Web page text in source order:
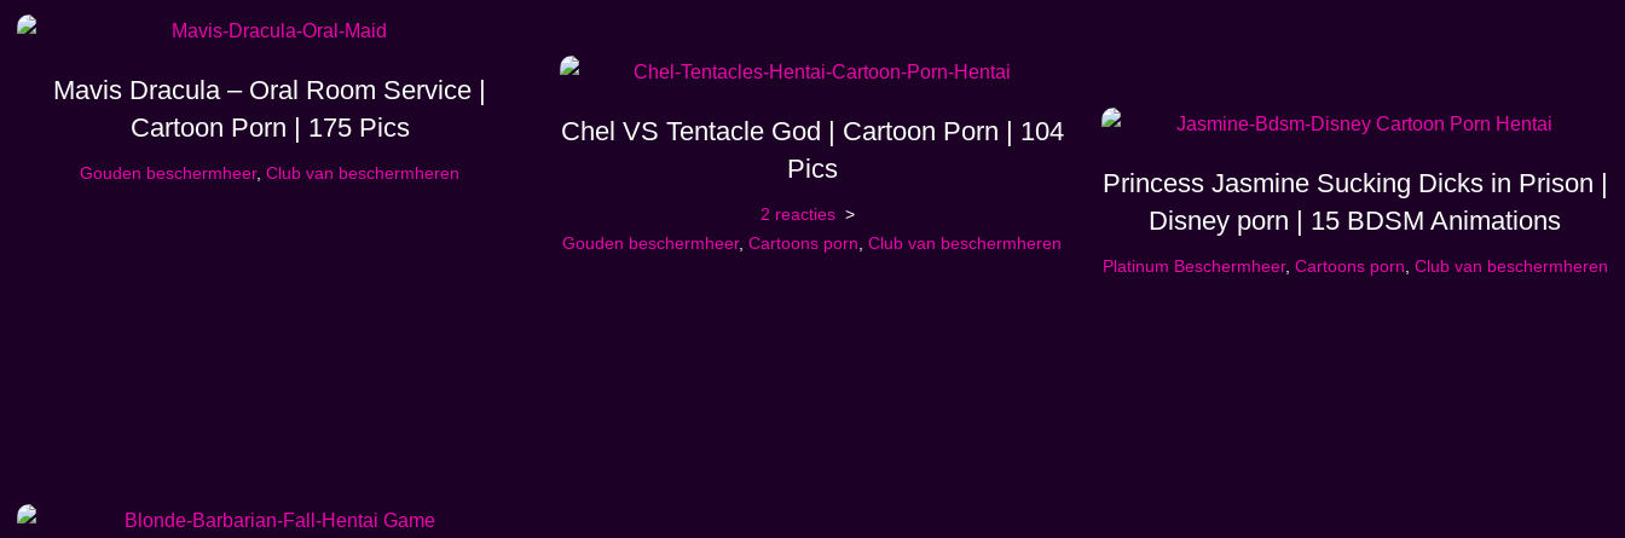
Mavis Dracula – Oral Room Service |
Cartoon Porn | 175 Pics
Gouden beschermheer,Club van beschermheren
Chel VS Tentacle God | Cartoon Porn | 104
Pics
2 reacties
Gouden beschermheer,Cartoons porn,Club van beschermheren
Princess Jasmine Sucking Dicks in Prison |
Disney porn | 15 BDSM Animations
Platinum Beschermheer, Cartoons porn, Club van beschermheren